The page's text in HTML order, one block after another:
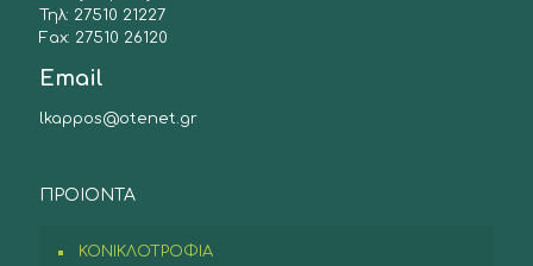
Τηλ: 27510 21227
Fax: 27510 26120
Email
lkappos@otenet.gr
ΠΡΟIONTA
ΚΟΝΙΚΛΟΤΡΟΦΙΑ